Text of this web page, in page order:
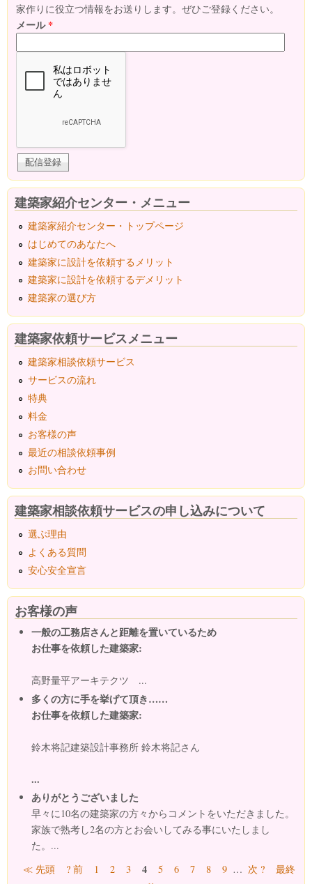
家作りに役立つ情報をお送りします。ぜひご登録ください。
メール*
建築家紹介センター・メニュー
建築家紹介センター・トップページ
はじめてのあなたへ
建築家に設計を依頼するメリット
建築家に設計を依頼するデメリット
建築家の選び方
建築家依頼サービスメニュー
建築家相談依頼サービス
サービスの流れ
特典
料金
お客様の声
最近の相談依頼事例
お問い合わせ
建築家相談依頼サービスの申し込みについて
選ぶ理由
よくある質問
安心安全宣言
お客様の声
一般の工務店さんと距離を置いているため
お仕事を依頼した建築家:
高野量平アーキテクツ ...
多くの方に手を挙げて頂き……
お仕事を依頼した建築家:
鈴木将記建築設計事務所 鈴木将記さん
...
ありがとうございました
早々に10名の建築家の方々からコメントをいただきました。
家族で熟考し2名の方とお会いしてみる事にいたしまし
た。...
ページ
≪ 先頭 ? 前 1 2 3 4 5 6 7 8 9 … 次 ?
最終